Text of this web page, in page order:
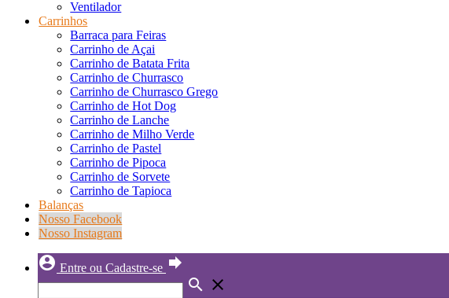
Ventilador
Carrinhos
Barraca para Feiras
Carrinho de Açai
Carrinho de Batata Frita
Carrinho de Churrasco
Carrinho de Churrasco Grego
Carrinho de Hot Dog
Carrinho de Lanche
Carrinho de Milho Verde
Carrinho de Pastel
Carrinho de Pipoca
Carrinho de Sorvete
Carrinho de Tapioca
Balanças
Nosso Facebook
Nosso Instagram
account_circle Entre ou Cadastre-se forward
search close